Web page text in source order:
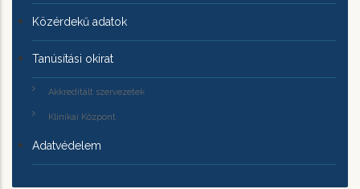
Közérdekű adatok
Tanúsítási okirat
Akkreditált szervezetek
Klinikai Központ
Adatvédelem